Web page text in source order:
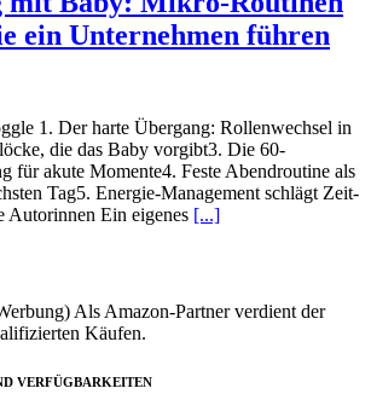
ein Unternehmen führen
1. Der harte Übergang: Rollenwechsel in
die das Baby vorgibt3. Die 60-
für akute Momente4. Feste Abendroutine als
Tag5. Energie-Management schlägt Zeit-
Autorinnen Ein eigenes [...]
Als Amazon-Partner verdient der
Käufen.
VERFÜGBARKEITEN